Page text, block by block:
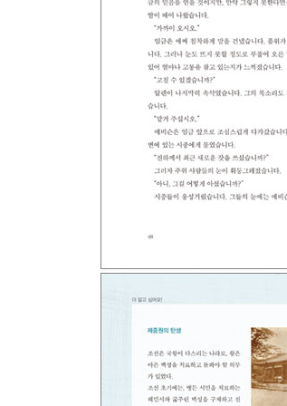
백정 박씨의 새로운 삶
더 알고 싶어요! 콜레라의 유래
4장. 세브란스 병원을 세우다
다시 시작한 의학 교육
한글 의학 교과서 출판
광견병 백신
제중원에서 세브란스병원으로
세브란스병원의 첫 환자
5장. 의학 교육으로 미래를 열다
여기는 조선이라고요!
한국 최초의 면허 의사 탄생
안녕히 가세요. 그리고 다시 오